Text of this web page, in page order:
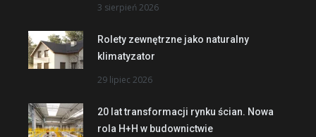
3 sierpień 2026
Rolety zewnętrzne jako naturalny
klimatyzator
29 lipiec 2026
20 lat transformacji rynku ścian. Nowa
rola H+H w budownictwie